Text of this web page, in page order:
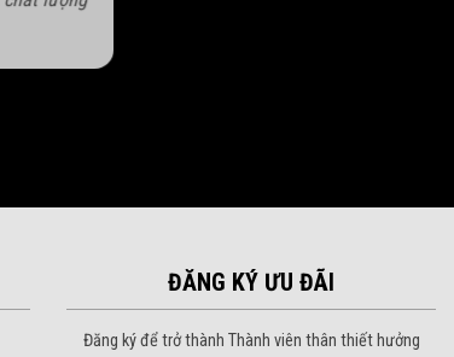
ĐĂNG KÝ ƯU ĐÃI
Đăng ký để trở thành Thành viên thân thiết hưởng